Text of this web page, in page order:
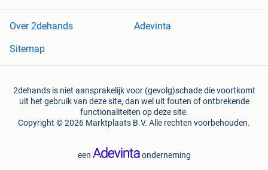
Over 2dehands
Adevinta
Sitemap
2dehands is niet aansprakelijk voor (gevolg)schade die voortkomt
uit het gebruik van deze site, dan wel uit fouten of ontbrekende
functionaliteiten op deze site.
Copyright © 2026 Marktplaats B.V. Alle rechten voorbehouden.
een onderneming